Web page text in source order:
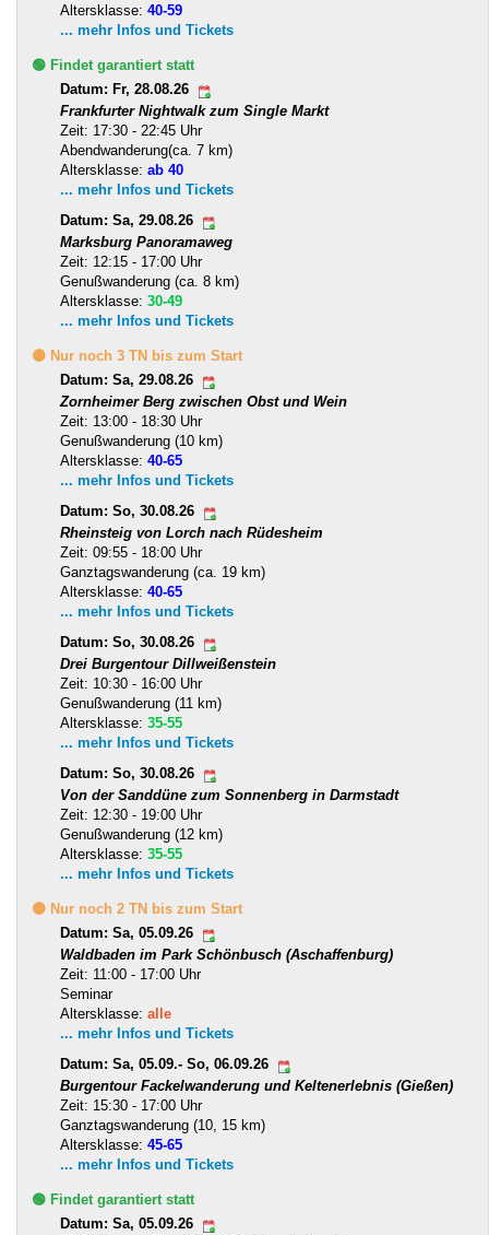
Altersklasse: 40-59
... mehr Infos und Tickets
🟢 Findet garantiert statt
Datum: Fr, 28.08.26
Frankfurter Nightwalk zum Single Markt
Zeit: 17:30 - 22:45 Uhr
Abendwanderung(ca. 7 km)
Altersklasse: ab 40
... mehr Infos und Tickets
Datum: Sa, 29.08.26
Marksburg Panoramaweg
Zeit: 12:15 - 17:00 Uhr
Genußwanderung (ca. 8 km)
Altersklasse: 30-49
... mehr Infos und Tickets
🟡 Nur noch 3 TN bis zum Start
Datum: Sa, 29.08.26
Zornheimer Berg zwischen Obst und Wein
Zeit: 13:00 - 18:30 Uhr
Genußwanderung (10 km)
Altersklasse: 40-65
... mehr Infos und Tickets
Datum: So, 30.08.26
Rheinsteig von Lorch nach Rüdesheim
Zeit: 09:55 - 18:00 Uhr
Ganztagswanderung (ca. 19 km)
Altersklasse: 40-65
... mehr Infos und Tickets
Datum: So, 30.08.26
Drei Burgentour Dillweißenstein
Zeit: 10:30 - 16:00 Uhr
Genußwanderung (11 km)
Altersklasse: 35-55
... mehr Infos und Tickets
Datum: So, 30.08.26
Von der Sanddüne zum Sonnenberg in Darmstadt
Zeit: 12:30 - 19:00 Uhr
Genußwanderung (12 km)
Altersklasse: 35-55
... mehr Infos und Tickets
🟡 Nur noch 2 TN bis zum Start
Datum: Sa, 05.09.26
Waldbaden im Park Schönbusch (Aschaffenburg)
Zeit: 11:00 - 17:00 Uhr
Seminar
Altersklasse: alle
... mehr Infos und Tickets
Datum: Sa, 05.09.- So, 06.09.26
Burgentour Fackelwanderung und Keltenerlebnis (Gießen)
Zeit: 15:30 - 17:00 Uhr
Ganztagswanderung (10, 15 km)
Altersklasse: 45-65
... mehr Infos und Tickets
🟢 Findet garantiert statt
Datum: Sa, 05.09.26